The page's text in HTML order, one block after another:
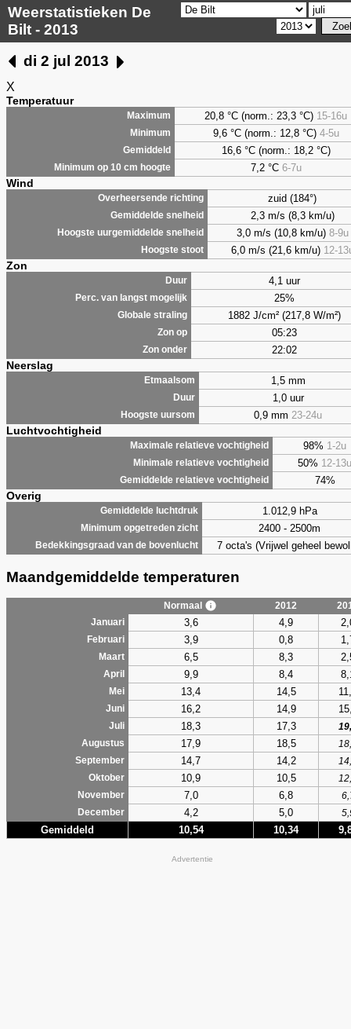
Weerstatistieken De
Bilt - 2013
di 2 jul 2013
X
Temperatuur
Maximum 20,8 °C (norm.: 23,3 °C) 15-16u
Minimum 9,6°C (norm.: 12,8 °C) 4-5u
Gemiddeld 16,6 °C (norm.: 18,2 °C)
Minimum op 10 cm hoogte 7,2°C 6-7u
Wind
Overheersende richting zuid (184°)
Gemiddelde snelheid 2,3 m/s (8,3 km/u)
Hoogste uurgemiddelde snelheid 3,0 m/s (10,8 km/u) 8-9u
Hoogste stoot 6,0 m/s (21,6 km/u) 12-
Zon
Duur 4,1 uur
Perc. van langst mogelijk 25%
Globale straling 1882 J/cm² (217,8 W/m²)
Zon op 05:23
Zon onder 22:02
Neerslag
Etmaalsom 1,5 mm
Duur 1,0 uur
Hoogste uursom 0,9 mm 23-24u
Luchtvochtigheid
Maximale relatieve vochtigheid 98% 1-2u
Minimale relatieve vochtigheid 50% 12-13u
Gemiddelde relatieve vochtigheid 74%
Overig
Gemiddelde luchtdruk 1.012,9 hPa
Minimum opgetreden zicht 2400 - 2500m
Bedekkingsgraad van de bovenlucht 7 octa's (Vrijwel geheel
Maandgemiddelde temperaturen
Normaal 2012
Januari
3,6 4,9
Februari 3,9 0,8
Maart 6,5 8,3
April 9,9 8,4
Mei 13,4 14,5
Juni 16,2 14,9
Juli 18,3 17,3
Augustus
17,9 18,5
September
14,7 14,2
Oktober
10,9 10,5
November
7,0 6,8
December
4,2 5,0
Gemiddeld 10,54 10,34
Advertentie